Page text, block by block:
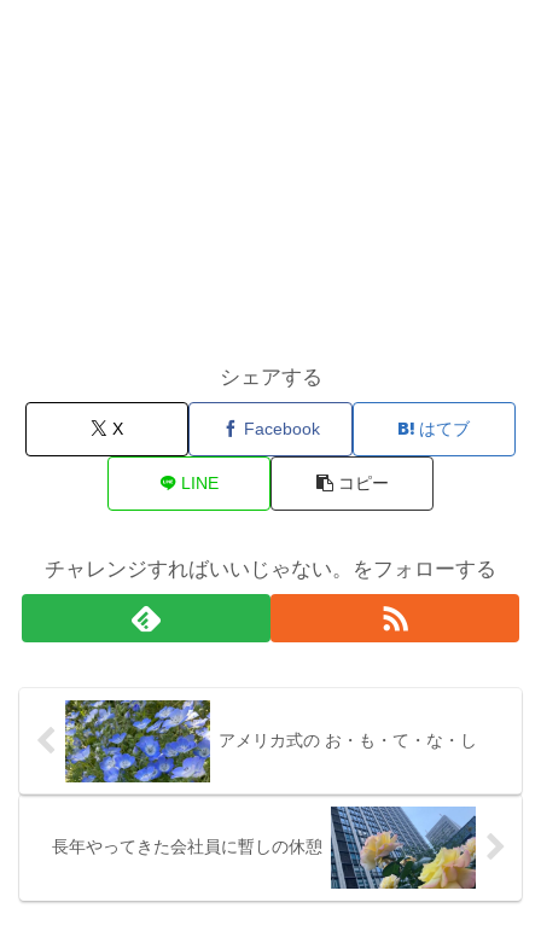
シェアする
X Facebook はてブ
LINE コピー
チャレンジすればいいじゃない。をフォローする
アメリカ式の お・も・て・な・し
長年やってきた会社員に暫しの休憩